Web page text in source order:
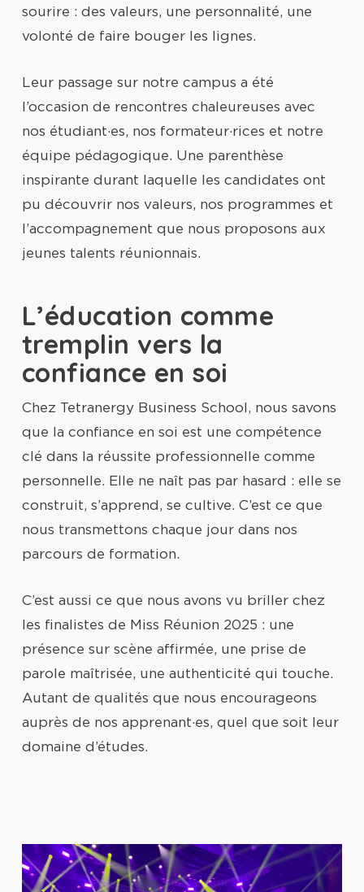
sourire : des valeurs, une personnalité, une
volonté de faire bouger les lignes.
Leur passage sur notre campus a été
l’occasion de rencontres chaleureuses avec
nos étudiant·es, nos formateur·rices et notre
équipe pédagogique. Une parenthèse
inspirante durant laquelle les candidates ont
pu découvrir nos valeurs, nos programmes et
l’accompagnement que nous proposons aux
jeunes talents réunionnais.
L’éducation comme
tremplin vers la
confiance en soi
Chez Tetranergy Business School, nous savons
que la confiance en soi est une compétence
clé dans la réussite professionnelle comme
personnelle. Elle ne naît pas par hasard : elle se
construit, s’apprend, se cultive. C’est ce que
nous transmettons chaque jour dans nos
parcours de formation.
C’est aussi ce que nous avons vu briller chez
les finalistes de Miss Réunion 2025 : une
présence sur scène affirmée, une prise de
parole maîtrisée, une authenticité qui touche.
Autant de qualités que nous encourageons
auprès de nos apprenant·es, quel que soit leur
domaine d’études.